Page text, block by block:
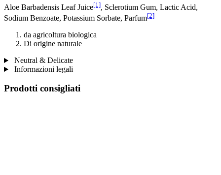
Aloe Barbadensis Leaf Juice[1], Sclerotium Gum, Lactic Acid,
Sodium Benzoate, Potassium Sorbate, Parfum[2]
da agricoltura biologica
Di origine naturale
Neutral & Delicate
Informazioni legali
Prodotti consigliati